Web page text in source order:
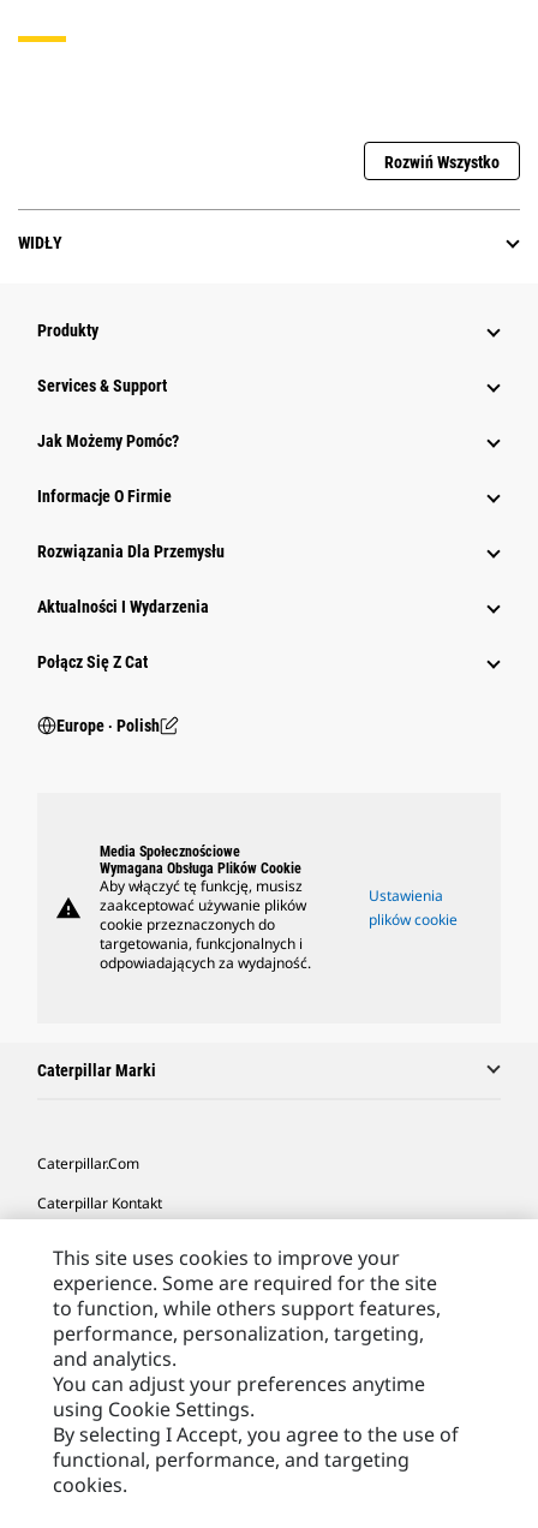
Rozwiń Wszystko
WIDŁY
Produkty
Services & Support
Jak Możemy Pomóc?
Informacje O Firmie
Rozwiązania Dla Przemysłu
Aktualności I Wydarzenia
Połącz Się Z Cat
Europe ‧ Polish
warning
Media Społecznościowe
Wymagana Obsługa Plików Cookie
Aby włączyć tę funkcję, musisz
zaakceptować używanie plików
cookie przeznaczonych do
targetowania, funkcjonalnych i
odpowiadających za wydajność.
Ustawienia
plików cookie
Caterpillar Marki
Caterpillar.com
Caterpillar Kontakt
Moje Preferencje Marketingowe
Site Map
Cookie Settings
Legal
Privacy
This site uses cookies to improve your
experience. Some are required for the site
to function, while others support features,
performance, personalization, targeting,
and analytics.
You can adjust your preferences anytime
using Cookie Settings.
By selecting I Accept, you agree to the use of
functional, performance, and targeting
cookies.